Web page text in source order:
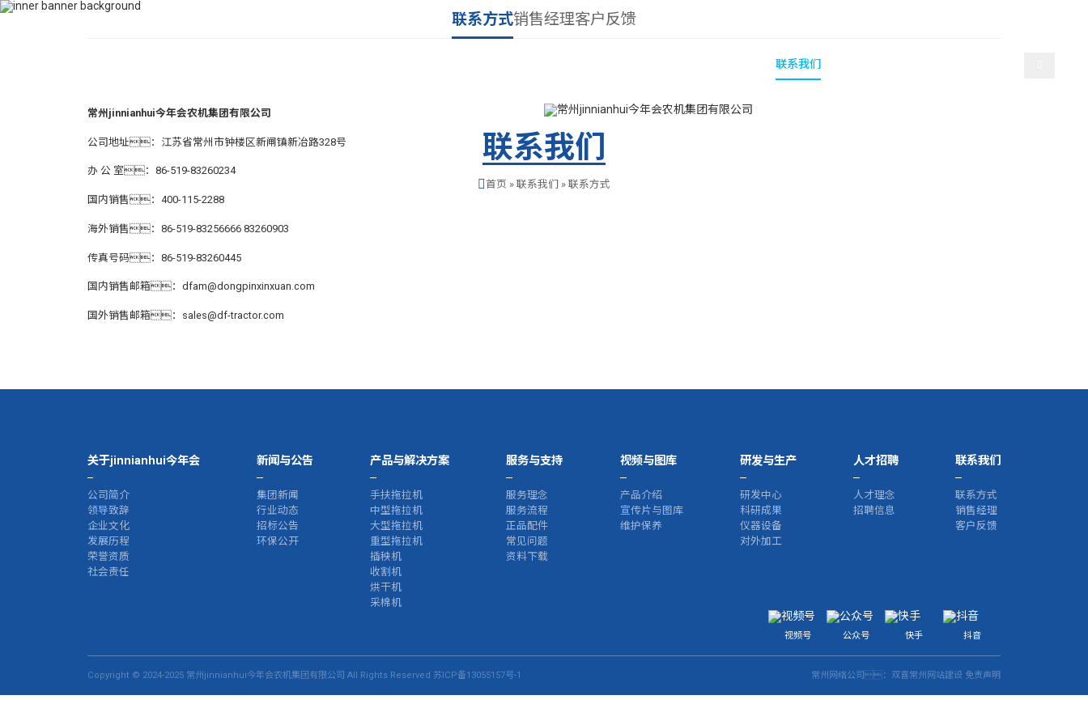
dfam@dongpinxinxuan.com
联系我们
联系我们
首页 » 联系我们 » 联系方式
联系方式销售经理客户反馈
常州jinnianhui今年会农机集团有限公司
公司地址：江苏省常州市钟楼区新闸镇新冶路328号
办 公 室：86-519-83260234
国内销售：400-115-2288
海外销售：86-519-83256666 83260903
传真号码：86-519-83260445
国内销售邮箱： dfam@dongpinxinxuan.com
国外销售邮箱： sales@df-tractor.com
关于jinnianhui今年会
公司简介
领导致辞
企业文化
发展历程
荣誉资质
社会责任
新闻与公告
集团新闻
行业动态
招标公告
环保公开
产品与解决方案
手扶拖拉机
中型拖拉机
大型拖拉机
重型拖拉机
插秧机
收割机
烘干机
采棉机
服务与支持
服务理念
服务流程
正品配件
常见问题
资料下载
视频与图库
产品介绍
宣传片与图库
维护保养
研发与生产
研发中心
科研成果
仪器设备
对外加工
人才招聘
人才理念
招聘信息
联系我们
联系方式
销售经理
客户反馈
视频号 公众号 快手 抖音
Copyright © 2024-2025 常州jinnianhui今年会农机集团有限公司 All Rights Reserved 苏ICP备13055157号-1 常州网络公司：双喜常州网站建设 免责声明